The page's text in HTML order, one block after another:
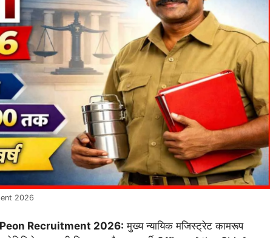
2026
Recruitment 2026: मुख्य न्यायिक मजिस्ट्रेट कामरूप